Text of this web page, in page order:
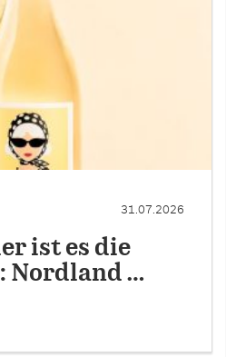
31.07.2026
ist es die
Nordland …